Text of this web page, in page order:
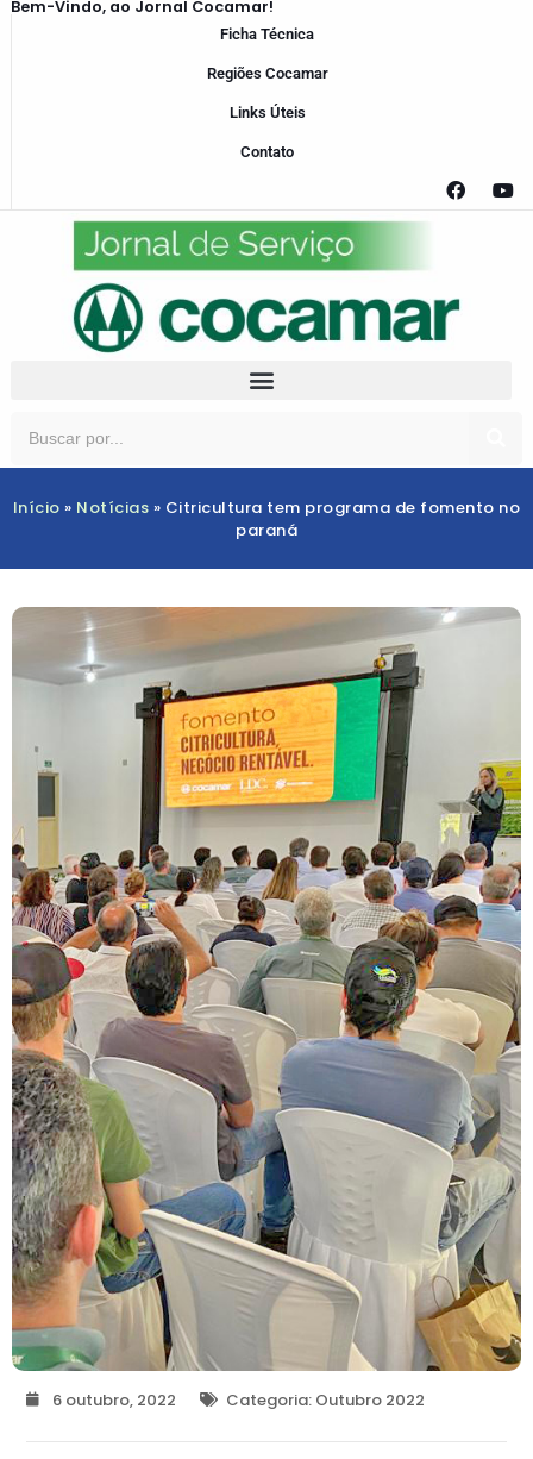
Bem-Vindo, ao Jornal Cocamar!
Ficha Técnica
Regiões Cocamar
Links Úteis
Contato
Início » Notícias » Citricultura tem programa de fomento no
paraná
6 outubro, 2022 Categoria: Outubro 2022